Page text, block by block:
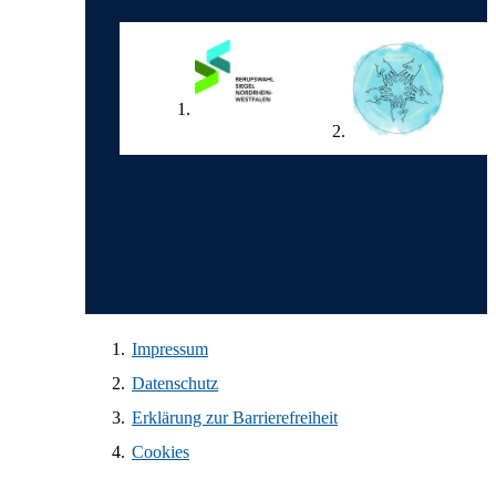
Impressum
Datenschutz
Erklärung zur Barrierefreiheit
Cookies